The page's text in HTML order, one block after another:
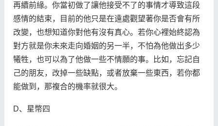
再續前緣。你當初做了讓他接受不了的事情才導致這段
感情的結束，目前的他只是在遠處觀望著你是否會有所
改變，也想知道你對他有沒有真心。若你心裡始終認為
對方就是你未來走向婚姻的另一半，不怕為他做出多少
犧牲，也可以為了他做一些不情願的事。比如，忘記自
己的朋友，改掉一些缺點，或者放棄一些東西，若你都
能做到，那複合的機率就很大。
D、星幣四